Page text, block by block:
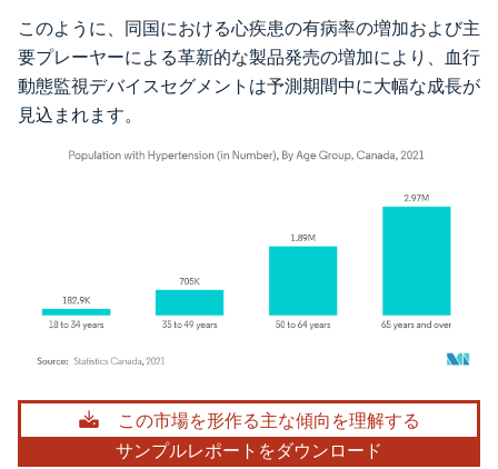
このように、同国における心疾患の有病率の増加および主
要プレーヤーによる革新的な製品発売の増加により、血行
動態監視デバイスセグメントは予測期間中に大幅な成長が
見込まれます。
画像 © Mordor Intelligence。再利用にはCC BY 4.0の表示が必要です。
この市場を形作る主な傾向を理解する
サンプルレポートをダウンロード